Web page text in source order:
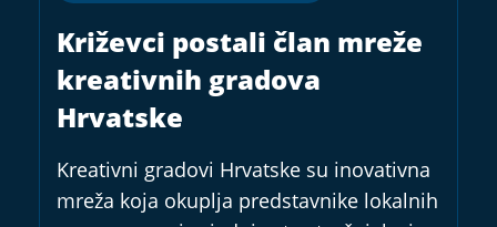
Križevci postali član mreže
kreativnih gradova
Hrvatske
Kreativni gradovi Hrvatske su inovativna
mreža koja okuplja predstavnike lokalnih